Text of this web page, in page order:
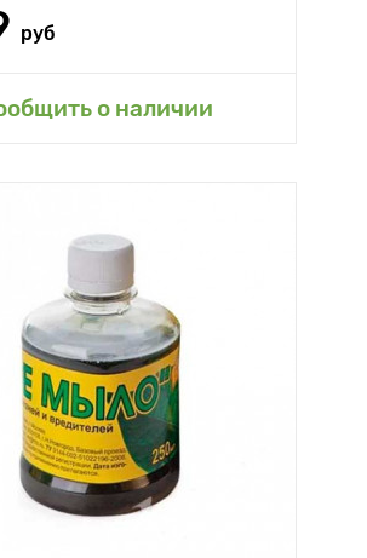
руб
о наличии